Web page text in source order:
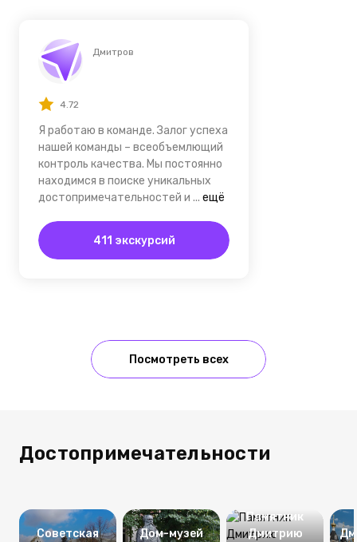
Дмитров
4.72
Я работаю в команде. Залог успеха
нашей команды – всеобъемлющий
контроль качества. Мы постоянно
находимся в поиске уникальных
достопримечательностей и ... ещё
411 экскурсий
Посмотреть всех
Достопримечательности
Советская
Дом-музей
Памятник
Дмитрию